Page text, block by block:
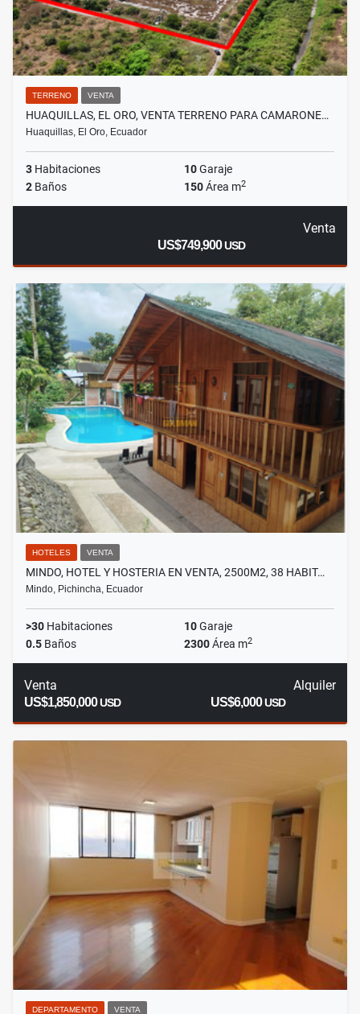
TERRENO VENTA
HUAQUILLAS, EL ORO, VENTA TERRENO PARA CAMARONE…
Huaquillas, El Oro, Ecuador
3 Habitaciones 10Garaje
2 Baños 150Área m2
Venta
US$749,900USD
HOTELES VENTA
MINDO, HOTEL Y HOSTERIA EN VENTA, 2500M2, 38 HABIT…
Mindo, Pichincha, Ecuador
>30 Habitaciones 10Garaje
0.5 Baños 2300Área m2
Venta
US$1,850,000USD
Alquiler
US$6,000USD
DEPARTAMENTO VENTA